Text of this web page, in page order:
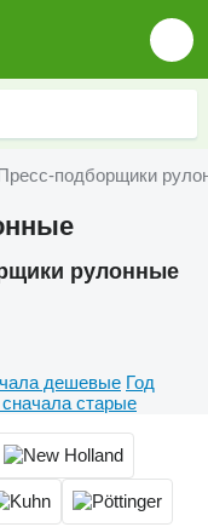
подборщики
рулонные
дешевые Год
старые